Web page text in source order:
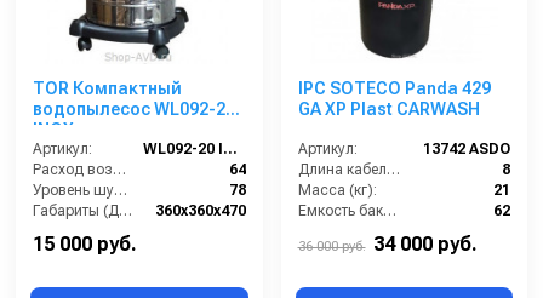
TOR Компактный
водопылесос WL092-20
INOX
Артикул:
WL092-20 INOX
Расход воздуха (л/сек):
64
Уровень шума (дБ(А)):
78
Габариты (ДхШхВ):
360х360х470
Номинальный диаметр принадлежностей (мм):
15 000 руб.
IPC SOTECO Panda 429
GA XP Plast CARWASH
Артикул:
13742 ASDO
Длина кабеля (м):
8
Масса (кг):
21
Емкость бака для мусора (л):
62
36 000 руб. 34 000 руб.